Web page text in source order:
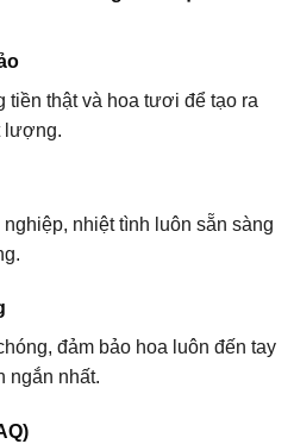
tiền thật và hoa tươi để tạo ra
lượng.
nhiệt tình luôn sẵn sàng
đảm bảo hoa luôn đến tay
ngắn nhất.